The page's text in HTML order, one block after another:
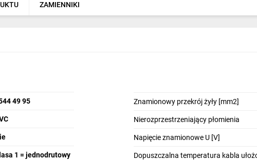
ZAMIENNIKI
49 95
1 = jednodrutowy
Znamionowy przekrój żyły [mm2]
Nierozprzestrzeniający płomienia
Napięcie znamionowe U [V]
Dopuszczalna temperatura kabla